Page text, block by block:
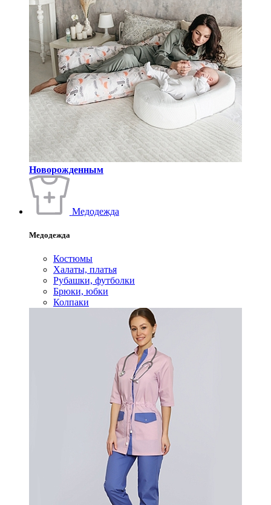
Новорожденным
Медодежда
Медодежда
Костюмы
Халаты, платья
Рубашки, футболки
Брюки, юбки
Колпаки